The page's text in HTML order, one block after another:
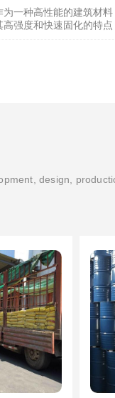
为一种高性能的建筑材
高强度和快速固化的特
design,